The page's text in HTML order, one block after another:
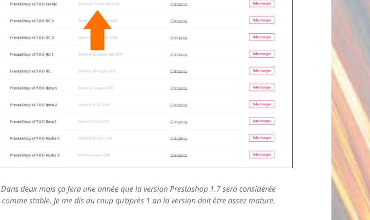
Dans deux mois ça fera une année que la version Prestashop 1.7 sera considérée
comme stable. Je me dis du coup qu’après 1 an la version doit être assez mature.